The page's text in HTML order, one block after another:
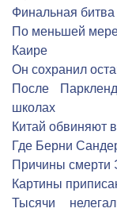
Финальная
По меньшей
Каире
Он сохранил
После
школах
Китай обвиняют
Где Берни
Причины смерти
Картины
Тысячи